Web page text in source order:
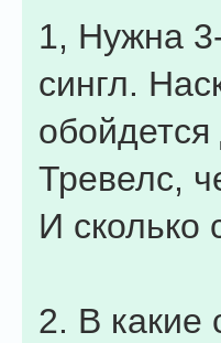
1, Нужна
сингл.
Тревелс,
И сколько
2. В какие